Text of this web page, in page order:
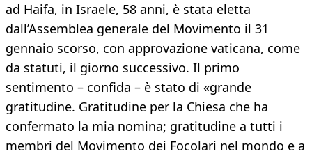
ad Haifa, in Israele, 58 anni, è stata eletta
dall’Assemblea generale del Movimento il 31
gennaio scorso, con approvazione vaticana, come
da statuti, il giorno successivo. Il primo
sentimento – confida – è stato di «grande
gratitudine. Gratitudine per la Chiesa che ha
confermato la mia nomina; gratitudine a tutti i
membri del Movimento dei Focolari nel mondo e a